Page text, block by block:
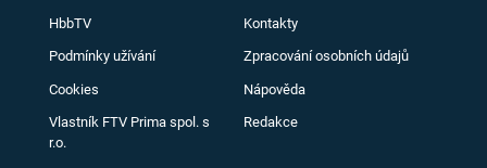
HbbTV Kontakty
Podmínky užívání Zpracování osobních údajů
Cookies Nápověda
Vlastník FTV Prima spol. s
r.o.
Redakce